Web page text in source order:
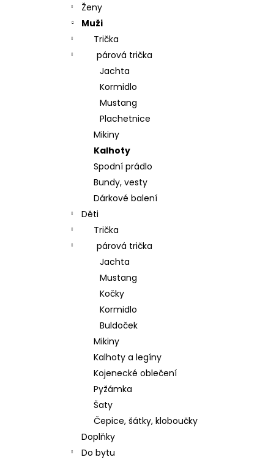
Ženy
Muži
Trička
párová trička
Jachta
Kormidlo
Mustang
Plachetnice
Mikiny
Kalhoty
Spodní prádlo
Bundy, vesty
Dárkové balení
Děti
Trička
párová trička
Jachta
Mustang
Kočky
Kormidlo
Buldoček
Mikiny
Kalhoty a legíny
Kojenecké oblečení
Pyžámka
Šaty
Čepice, šátky, kloboučky
Doplňky
Do bytu
BIOBAVLNA
395 Kč